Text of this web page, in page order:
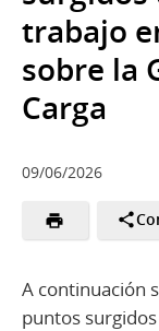
trabajo
sobre la
Carga
09/06/2026
A continuación
puntos